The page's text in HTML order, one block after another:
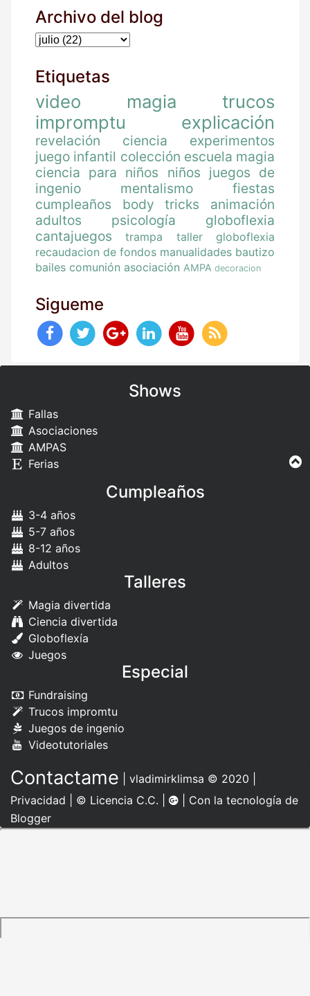
Archivo del blog
Etiquetas
video magia
trucos
impromptu
explicación
revelación ciencia
experimentos
juego infantil colección escuela magia
ciencia para niños
niños juegos de
ingenio
mentalismo
fiestas
cumpleaños
body tricks
animación
adultos
psicología
globoflexia
cantajuegos
trampa
taller globoflexia
recaudacion de fondos manualidades bautizo
bailes comunión asociación AMPA decoracion
Sigueme
Shows
Fallas
Asociaciones
AMPAS
Ferias
Cumpleaños
3-4 años
5-7 años
8-12 años
Adultos
Talleres
Magia divertida
Ciencia divertida
Globoflexía
Juegos
Especial
Fundraising
Trucos impromtu
Juegos de ingenio
Videotutoriales
Contactame vladimirklimsa © 2020 |
Privacidad
© Licencia C.C.
| Con la tecnología de
Blogger